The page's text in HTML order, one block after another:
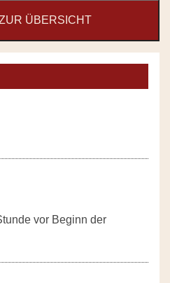
ÜBERSICHT
vor Beginn der